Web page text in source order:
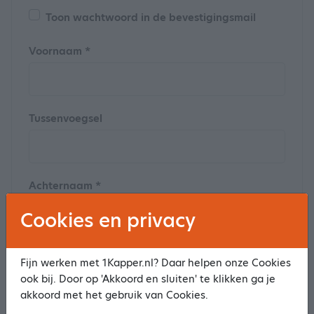
Toon wachtwoord in de bevestigingsmail
Voornaam *
Tussenvoegsel
Achternaam *
Cookies en privacy
Fijn werken met 1Kapper.nl? Daar helpen onze Cookies
ook bij. Door op 'Akkoord en sluiten' te klikken ga je
akkoord met het gebruik van Cookies.